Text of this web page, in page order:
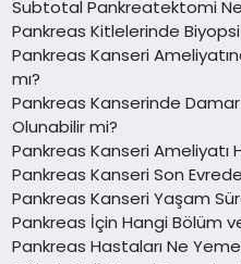
Subtotal Pankreatektomi
Pankreas Kitlelerinde
Pankreas Kanseri
mı?
Pankreas Kanserinde
Olunabilir mi?
Pankreas Kanseri Ameliyatı
Pankreas Kanseri Son
Pankreas Kanseri Yaşam
Pankreas İçin Hangi Bölüm
Pankreas Hastaları Ne